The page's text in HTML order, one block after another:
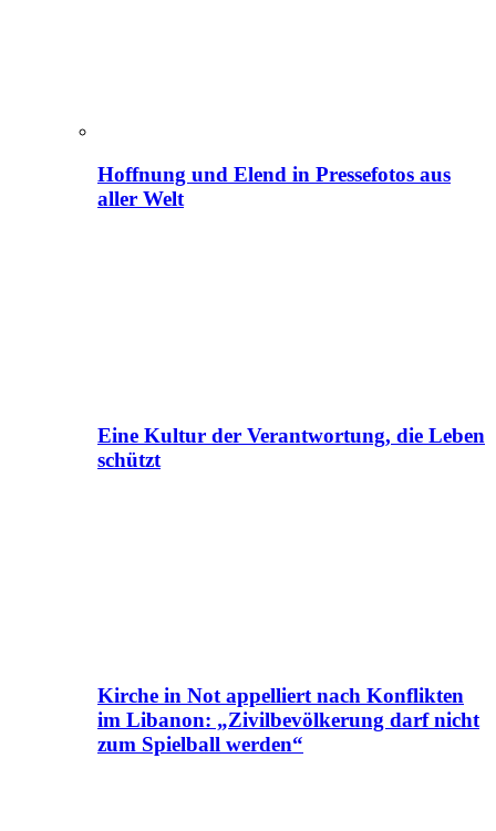
Hoffnung und Elend in Pressefotos aus
aller Welt
Eine Kultur der Verantwortung, die Leben
schützt
Kirche in Not appelliert nach Konflikten
im Libanon: „Zivilbevölkerung darf nicht
zum Spielball werden“